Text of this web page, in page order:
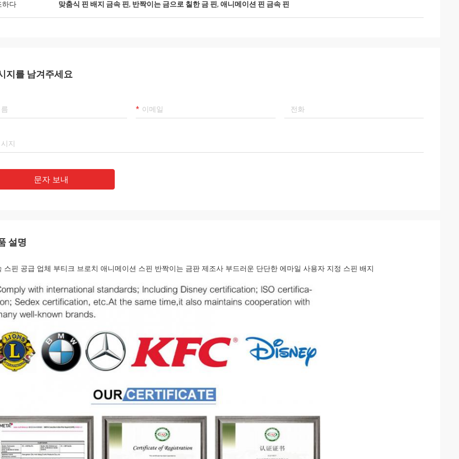
하다 맞춤식 핀 배지 금속 핀, 반짝이는 금으로 칠한 금 핀, 애니메이션 핀 금속 핀
지를 남겨주세요
문자 보내
설명
스핀 공급 업체 부티크 브로치 애니메이션 스핀 반짝이는 금판 제조사 부드러운 단단한 에마일 사용자 지정 스핀 배지